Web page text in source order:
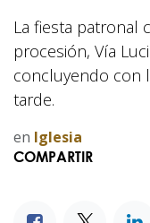
La fiesta patronal
procesión, Vía
concluyendo con
tarde.
en Iglesia
COMPARTIR